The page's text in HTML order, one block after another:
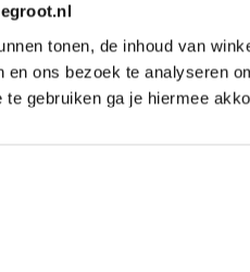
tonen, de inhoud van
en ons bezoek te analyseren
gebruiken ga je hiermee
voor 18 bewerkingsunits en
werk je flexibel en
Up S P A kantenaanlijmmachine